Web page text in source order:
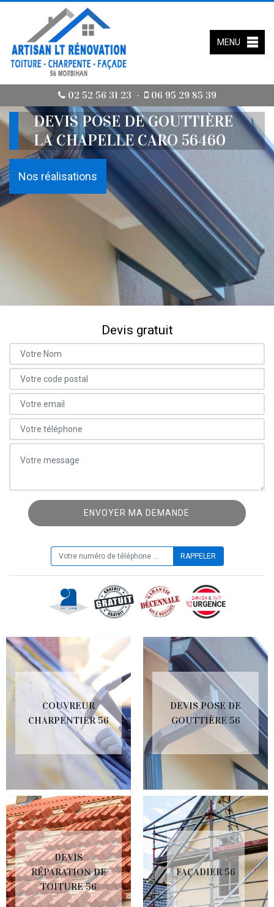
02 52 56 31 23 - 06 95 29 85 39
MENU
DEVIS POSE DE GOUTTIÈRE
LA CHAPELLE CARO 56460
Nos réalisations
Devis gratuit
COUVREUR
CHARPENTIER 56
DEVIS POSE DE
GOUTTIÈRE 56
DEVIS
RÉPARATION DE
TOITURE 56
FAÇADIER 56